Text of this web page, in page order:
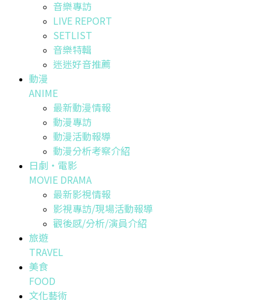
音樂專訪
LIVE REPORT
SETLIST
音樂特輯
迷迷好音推薦
動漫
ANIME
最新動漫情報
動漫專訪
動漫活動報導
動漫分析考察介紹
日劇・電影
MOVIE DRAMA
最新影視情報
影視專訪/現場活動報導
觀後感/分析/演員介紹
旅遊
TRAVEL
美食
FOOD
文化藝術